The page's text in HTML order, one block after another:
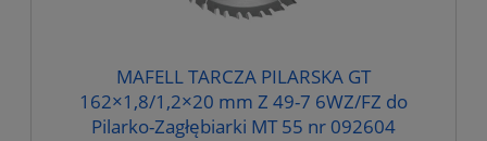
MAFELL TARCZA PILARSKA GT
162×1,8/1,2×20 mm Z 49-7 6WZ/FZ do
Pilarko-Zagłębiarki MT 55 nr 092604